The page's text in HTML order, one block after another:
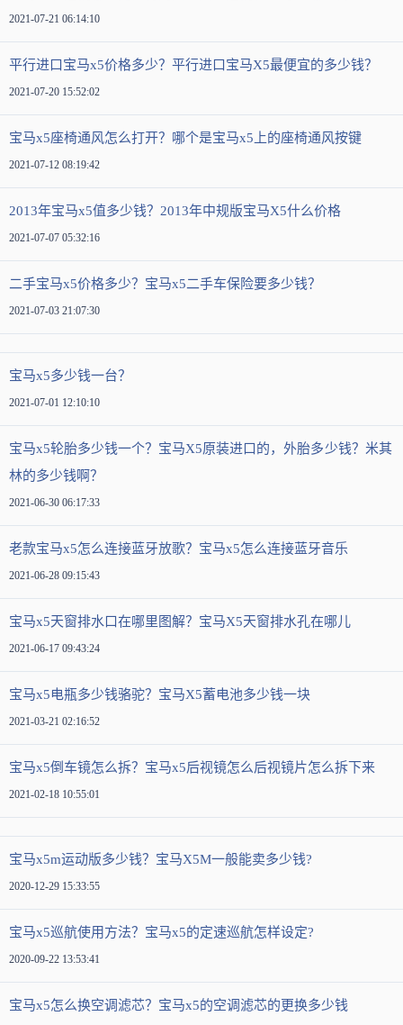
2021-07-21 06:14:10
平行进口宝马x5价格多少？平行进口宝马X5最便宜的多少钱？
2021-07-20 15:52:02
宝马x5座椅通风怎么打开？哪个是宝马x5上的座椅通风按键
2021-07-12 08:19:42
2013年宝马x5值多少钱？2013年中规版宝马X5什么价格
2021-07-07 05:32:16
二手宝马x5价格多少？宝马x5二手车保险要多少钱？
2021-07-03 21:07:30
宝马x5多少钱一台？
2021-07-01 12:10:10
宝马x5轮胎多少钱一个？宝马X5原装进口的，外胎多少钱？米其
林的多少钱啊？
2021-06-30 06:17:33
老款宝马x5怎么连接蓝牙放歌？宝马x5怎么连接蓝牙音乐
2021-06-28 09:15:43
宝马x5天窗排水口在哪里图解？宝马X5天窗排水孔在哪儿
2021-06-17 09:43:24
宝马x5电瓶多少钱骆驼？宝马X5蓄电池多少钱一块
2021-03-21 02:16:52
宝马x5倒车镜怎么拆？宝马x5后视镜怎么后视镜片怎么拆下来
2021-02-18 10:55:01
宝马x5m运动版多少钱？宝马X5M一般能卖多少钱?
2020-12-29 15:33:55
宝马x5巡航使用方法？宝马x5的定速巡航怎样设定?
2020-09-22 13:53:41
宝马x5怎么换空调滤芯？宝马x5的空调滤芯的更换多少钱